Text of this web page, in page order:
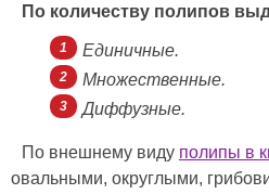
По количеству полипов
Единичные.
Множественные.
Диффузные.
По внешнему виду полипы в
овальными, округлыми,